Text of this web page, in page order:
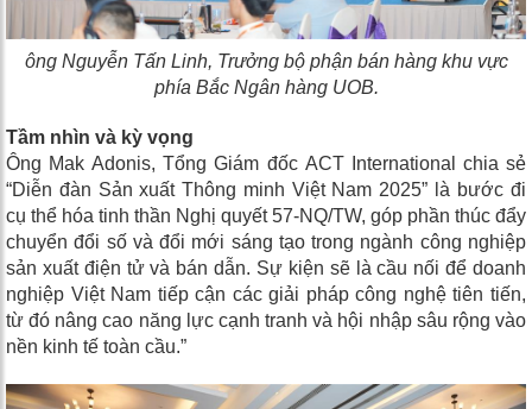
ông Nguyễn Tấn Linh, Trưởng bộ phận bán hàng khu vực
phía Bắc Ngân hàng UOB.
Tầm nhìn và kỳ vọng
Ông Mak Adonis, Tổng Giám đốc ACT International chia sẻ
“Diễn đàn Sản xuất Thông minh Việt Nam 2025” là bước đi
cụ thể hóa tinh thần Nghị quyết 57-NQ/TW, góp phần thúc đẩy
chuyển đổi số và đổi mới sáng tạo trong ngành công nghiệp
sản xuất điện tử và bán dẫn. Sự kiện sẽ là cầu nối để doanh
nghiệp Việt Nam tiếp cận các giải pháp công nghệ tiên tiến,
từ đó nâng cao năng lực cạnh tranh và hội nhập sâu rộng vào
nền kinh tế toàn cầu.”